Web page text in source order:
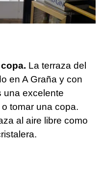
La terraza del
en A Graña y con
una excelente
tomar una copa.
al aire libre como